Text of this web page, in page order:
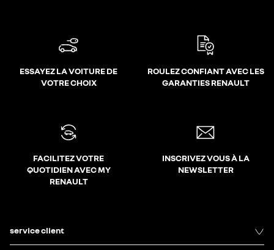
ESSAYEZ LA VOITURE DE
VOTRE CHOIX
ROULEZ CONFIANT AVEC LES
GARANTIES RENAULT
FACILITEZ VOTRE
QUOTIDIEN AVEC MY
RENAULT
INSCRIVEZ VOUS À LA
NEWSLETTER
service client